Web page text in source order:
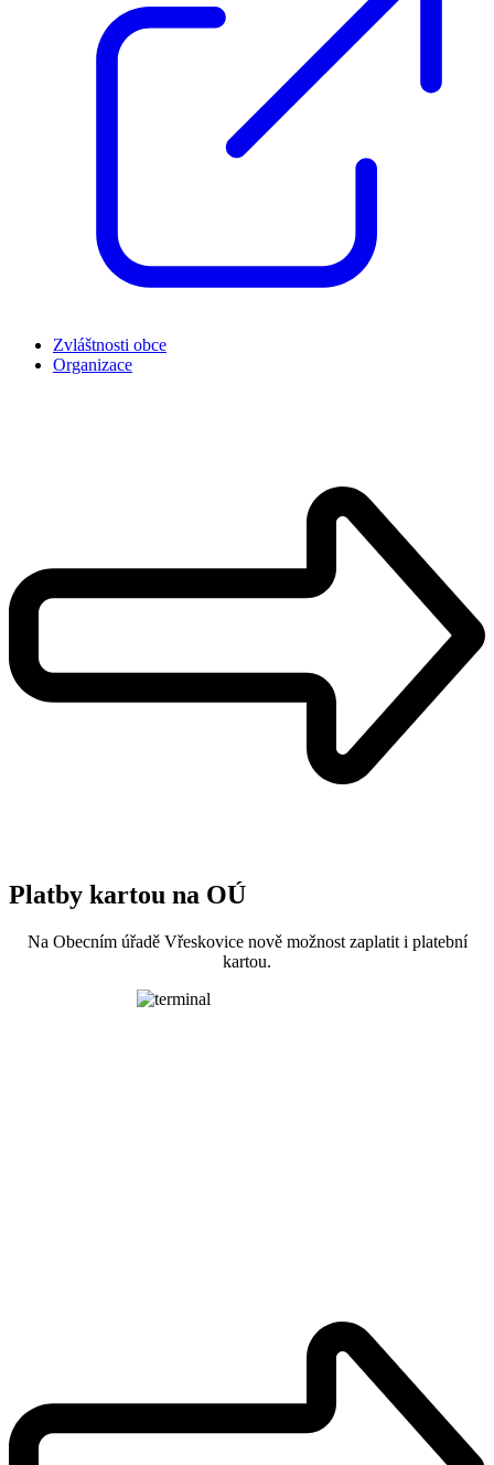
Zvláštnosti obce
Organizace
Platby kartou na OÚ
Na Obecním úřadě Vřeskovice nově možnost zaplatit i platební
kartou.